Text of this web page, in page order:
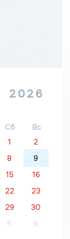
2026
Сб
Вс
1
2
8
9
15
16
22
23
29
30
5 6